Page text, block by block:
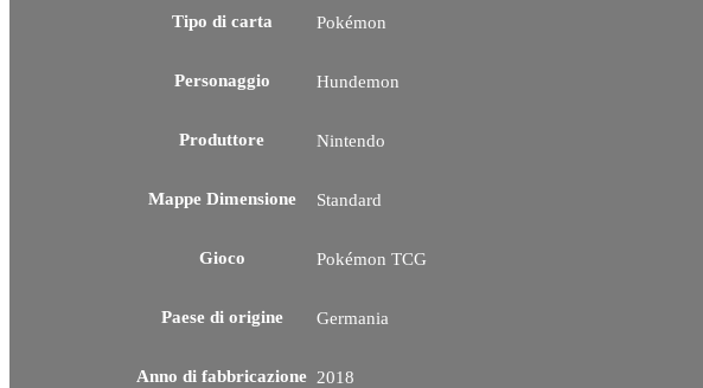
Tipo di carta Pokémon
Personaggio Hundemon
Produttore Nintendo
Mappe Dimensione Standard
Gioco Pokémon TCG
Paese di origine Germania
Anno di fabbricazione 2018